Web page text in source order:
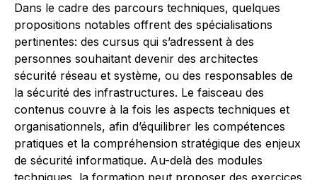
Dans le cadre des parcours techniques, quelques
propositions notables offrent des spécialisations
pertinentes: des cursus qui s’adressent à des
personnes souhaitant devenir des architectes
sécurité réseau et système, ou des responsables de
la sécurité des infrastructures. Le faisceau des
contenus couvre à la fois les aspects techniques et
organisationnels, afin d’équilibrer les compétences
pratiques et la compréhension stratégique des enjeux
de sécurité informatique. Au-delà des modules
techniques, la formation peut proposer des exercices